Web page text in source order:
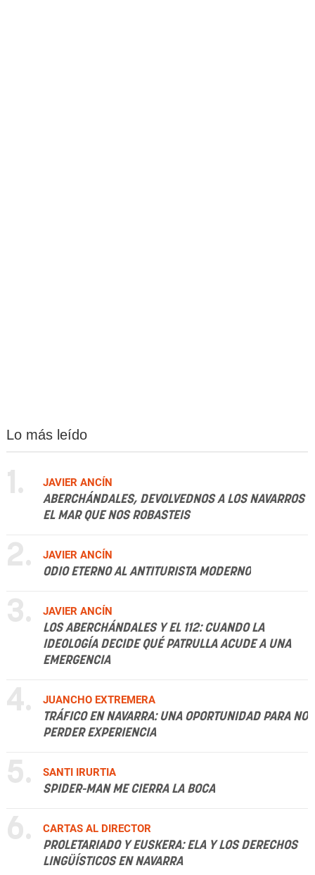
Lo más leído
1.
JAVIER ANCÍN
ABERCHÁNDALES, DEVOLVEDNOS A LOS NAVARROS
EL MAR QUE NOS ROBASTEIS
2.
JAVIER ANCÍN
ODIO ETERNO AL ANTITURISTA MODERNO
3.
JAVIER ANCÍN
LOS ABERCHÁNDALES Y EL 112: CUANDO LA
IDEOLOGÍA DECIDE QUÉ PATRULLA ACUDE A UNA
EMERGENCIA
4.
JUANCHO EXTREMERA
TRÁFICO EN NAVARRA: UNA OPORTUNIDAD PARA NO
PERDER EXPERIENCIA
5.
SANTI IRURTIA
SPIDER-MAN ME CIERRA LA BOCA
6.
CARTAS AL DIRECTOR
PROLETARIADO Y EUSKERA: ELA Y LOS DERECHOS
LINGÜÍSTICOS EN NAVARRA